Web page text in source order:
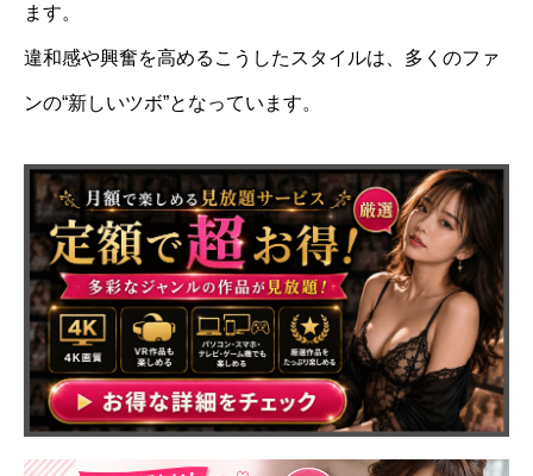
ます。
違和感や興奮を高めるこうしたスタイルは、多くのファ
ンの“新しいツボ”となっています。